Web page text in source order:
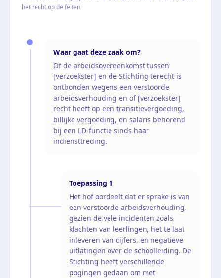
het recht op de feiten
Waar gaat deze zaak om?
Of de arbeidsovereenkomst tussen
[verzoekster] en de Stichting terecht is
ontbonden wegens een verstoorde
arbeidsverhouding en of [verzoekster]
recht heeft op een transitievergoeding,
billijke vergoeding, en salaris behorend
bij een LD-functie sinds haar
indiensttreding.
Toepassing 1
Het hof oordeelt dat er sprake is van
een verstoorde arbeidsverhouding,
gezien de vele incidenten zoals
klachten van leerlingen, het te laat
inleveren van cijfers, en negatieve
uitlatingen over de schoolleiding. De
Stichting heeft verschillende
pogingen gedaan om met